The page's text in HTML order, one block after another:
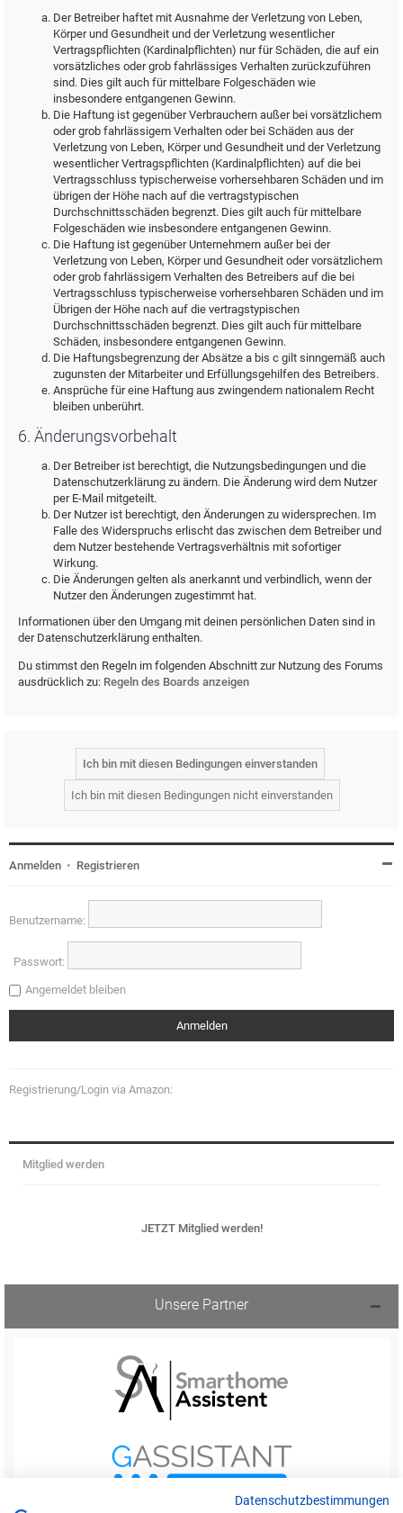
Der Betreiber haftet mit Ausnahme der Verletzung von Leben,
Körper und Gesundheit und der Verletzung wesentlicher
Vertragspflichten (Kardinalpflichten) nur für Schäden, die auf ein
vorsätzliches oder grob fahrlässiges Verhalten zurückzuführen
sind. Dies gilt auch für mittelbare Folgeschäden wie
insbesondere entgangenen Gewinn.
Die Haftung ist gegenüber Verbrauchern außer bei vorsätzlichem
oder grob fahrlässigem Verhalten oder bei Schäden aus der
Verletzung von Leben, Körper und Gesundheit und der Verletzung
wesentlicher Vertragspflichten (Kardinalpflichten) auf die bei
Vertragsschluss typischerweise vorhersehbaren Schäden und im
übrigen der Höhe nach auf die vertragstypischen
Durchschnittsschäden begrenzt. Dies gilt auch für mittelbare
Folgeschäden wie insbesondere entgangenen Gewinn.
Die Haftung ist gegenüber Unternehmern außer bei der
Verletzung von Leben, Körper und Gesundheit oder vorsätzlichem
oder grob fahrlässigem Verhalten des Betreibers auf die bei
Vertragsschluss typischerweise vorhersehbaren Schäden und im
Übrigen der Höhe nach auf die vertragstypischen
Durchschnittsschäden begrenzt. Dies gilt auch für mittelbare
Schäden, insbesondere entgangenen Gewinn.
Die Haftungsbegrenzung der Absätze a bis c gilt sinngemäß auch
zugunsten der Mitarbeiter und Erfüllungsgehilfen des Betreibers.
Ansprüche für eine Haftung aus zwingendem nationalem Recht
bleiben unberührt.
6. Änderungsvorbehalt
Der Betreiber ist berechtigt, die Nutzungsbedingungen und die
Datenschutzerklärung zu ändern. Die Änderung wird dem Nutzer
per E-Mail mitgeteilt.
Der Nutzer ist berechtigt, den Änderungen zu widersprechen. Im
Falle des Widerspruchs erlischt das zwischen dem Betreiber und
dem Nutzer bestehende Vertragsverhältnis mit sofortiger
Wirkung.
Die Änderungen gelten als anerkannt und verbindlich, wenn der
Nutzer den Änderungen zugestimmt hat.
Informationen über den Umgang mit deinen persönlichen Daten sind in
der Datenschutzerklärung enthalten.
Du stimmst den Regeln im folgenden Abschnitt zur Nutzung des Forums
ausdrücklich zu: Regeln des Boards anzeigen
Anmelden • Registrieren
Benutzername:
Passwort:
Angemeldet bleiben
Registrierung/Login via Amazon:
Mitglied werden
JETZT Mitglied werden!
Unsere Partner
Datenschutzbestimmungen